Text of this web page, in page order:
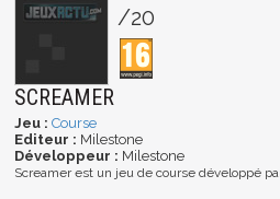
/20
SCREAMER
Jeu : Course
Editeur : Milestone
Développeur : Milestone
Screamer est un jeu de course développé